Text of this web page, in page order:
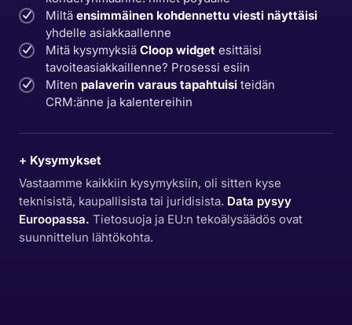
Miltä ensimmäinen kohdennettu viesti näyttäisi
yhdelle asiakkaallenne
Mitä kysymyksiä Cloop widget esittäisi
tavoiteasiakkaillenne? Prosessi esiin
Miten palaverin varaus tapahtuisi teidän
CRM:änne ja kalentereihin
+ Kysymykset
Vastaamme kaikkiin kysymyksiin, oli sitten kyse
teknisistä, kaupallisista tai juridisista. Data pysyy
Euroopassa. Tietosuoja ja EU:n tekoälysäädös ovat
suunnittelun lähtökohta.